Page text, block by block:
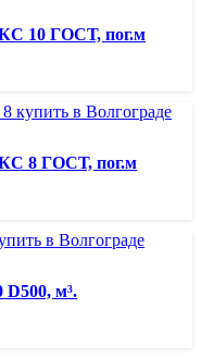
10 ГОСТ, пог.м
8 ГОСТ, пог.м
D500, м³.